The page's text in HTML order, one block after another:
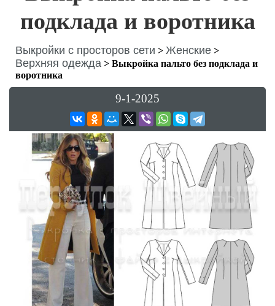
подклада и воротника
Выкройки с просторов сети > Женские >
Верхняя одежда > Выкройка пальто без подклада и
воротника
9-1-2025